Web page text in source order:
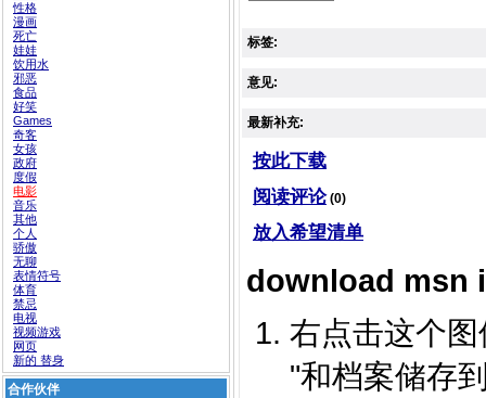
性格
漫画
死亡
娃娃
饮用水
邪恶
食品
好笑
Games
奇客
女孩
政府
度假
电影
音乐
其他
个人
骄傲
无聊
表情符号
体育
禁忌
电视
视频游戏
网页
新的 替身
合作伙伴
标签:
意见:
最新补充:
按此下载
阅读评论 (0)
放入希望清单
download msn
右点击这个
"和档案储存